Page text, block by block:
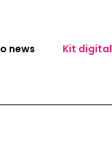
news Kit digital